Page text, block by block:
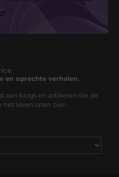
en oprechte verhalen.
aan blogs en artikelen die de
het leven laten zien.